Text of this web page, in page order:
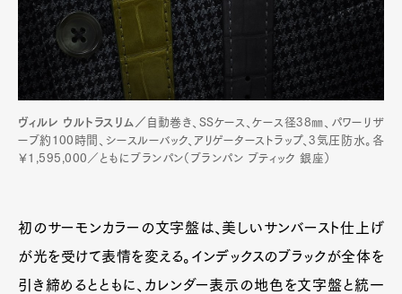
ヴィルレ ウルトラスリム／ 自動巻き、SSケース、ケース径38㎜、パワーリザ
ーブ約100時間、シースルーバック、アリゲーターストラップ、3気圧防水。各
￥1,595,000／ともにブランパン（ブランパン ブティック 銀座）
初のサーモンカラーの文字盤は、美しいサンバースト仕上げ
が光を受けて表情を変える。インデックスのブラックが全体を
引き締めるとともに、カレンダー表示の地色を文字盤と統一